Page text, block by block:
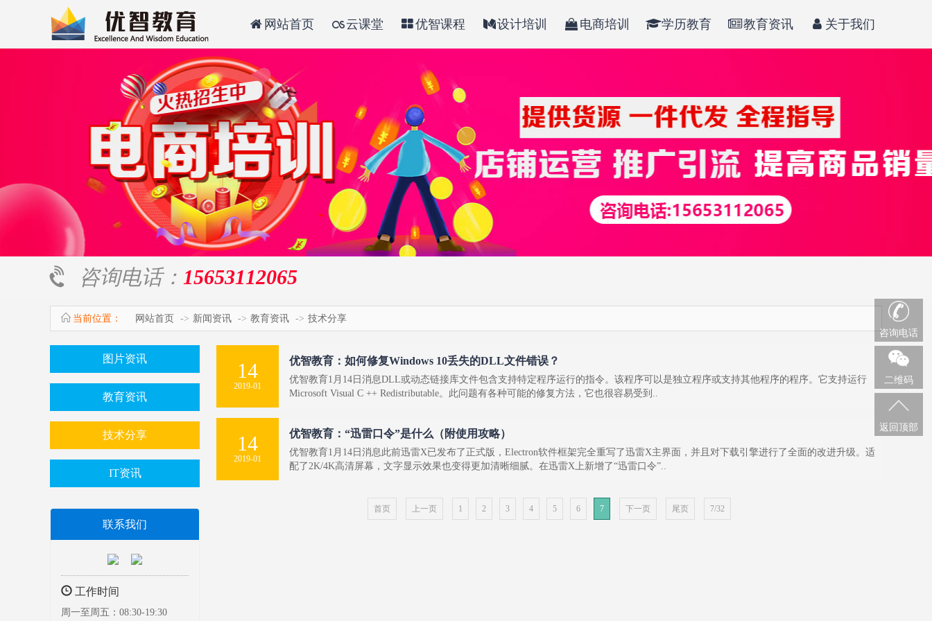
网站首页 云课堂 优智课程 设计培训 电商培训 学历教育 教育资讯 关于我们
咨询电话： 15653112065
当前位置： 网站首页 新闻资讯 教育资讯 技术分享
图片资讯
教育资讯
技术分享
IT资讯
联系我们
工作时间
周一至周五：08:30-19:30
14
2019-01
优智教育：如何修复Windows 10丢失的DLL文件错误？
优智教育1月14日消息DLL或动态链接库文件包含支持特定程序运行的指令。该程序可以是独立程序或支持其他程序的程序。它支持运行
Microsoft Visual C ++ Redistributable。此问题有各种可能的修复方法，它也很容易受到..
14
2019-01
优智教育：“迅雷口令”是什么（附使用攻略）
优智教育1月14日消息此前迅雷X已发布了正式版，Electron软件框架完全重写了迅雷X主界面，并且对下载引擎进行了全面的改进升级。适
配了2K/4K高清屏幕，文字显示效果也变得更加清晰细腻。在迅雷X上新增了“迅雷口令”..
首页 上一页 1 2 3 4 5 6 7 下一页 尾页 7/32
咨询电话
二维码
返回顶部